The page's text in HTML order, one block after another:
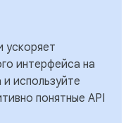
ускоряет
интерфейса на
используйте
понятные API